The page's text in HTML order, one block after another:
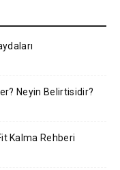
Neyin Belirtisidir?
Kalma Rehberi